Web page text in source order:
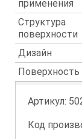
применения
Структура
поверхности
Дизайн
Поверхность
Артикул:
Код